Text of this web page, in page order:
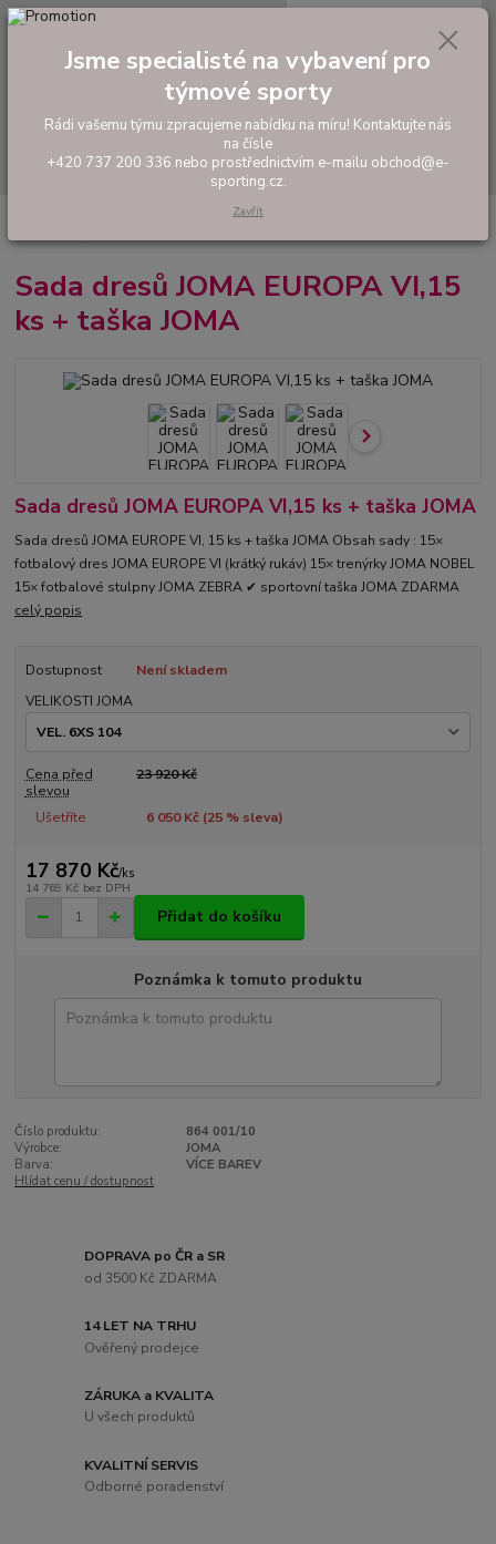
Hledat
tel: +420 737 200 336
0,00 Kč
Akční sady dresů
EUROPA VI,15 ks + taška JOMA
Sada dresů JOMA EUROPA VI,15
ks + taška JOMA
Sada dresů JOMA EUROPA VI,15 ks + taška JOMA
Sada dresů JOMA EUROPE VI, 15 ks + taška JOMA Obsah sady : 15×
fotbalový dres JOMA EUROPE VI (krátký rukáv) 15× trenýrky JOMA NOBEL
15× fotbalové stulpny JOMA ZEBRA ✔ sportovní taška JOMA ZDARMA
celý popis
Dostupnost
Není skladem
VELIKOSTI JOMA
Cena před
slevou
23 920 Kč
Ušetříte 6 050 Kč (25% sleva)
17 870 Kč/ks
14 769 Kč bez DPH
Přidat do košíku
Poznámka k tomuto produktu
Číslo produktu:
864 001/10
Výrobce:
JOMA
Barva:
VÍCE BAREV
Hlídat cenu / dostupnost
DOPRAVA po ČR a SR
od 3500 Kč ZDARMA
14 LET NA TRHU
Ověřený prodejce
ZÁRUKA a KVALITA
U všech produktů
KVALITNÍ SERVIS
Odborné poradenství
Jsme specialisté na vybavení pro
týmové sporty
Rádi vašemu týmu zpracujeme nabídku na míru! Kontaktujte nás
na čísle
+420 737 200 336 nebo prostřednictvím e-mailu obchod@e-
sporting.cz.
Zavřít